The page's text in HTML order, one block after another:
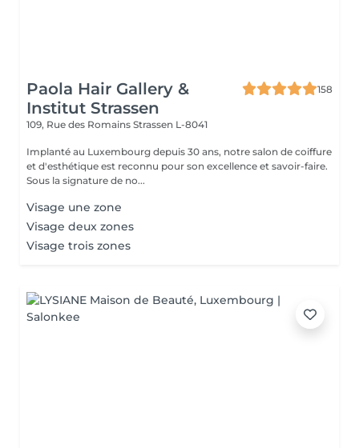
Paola Hair Gallery &
Institut Strassen
158
109, Rue des Romains Strassen L-8041
Implanté au Luxembourg depuis 30 ans, notre salon de coiffure
et d'esthétique est reconnu pour son excellence et savoir-faire.
Sous la signature de no...
Visage une zone
Visage deux zones
Visage trois zones